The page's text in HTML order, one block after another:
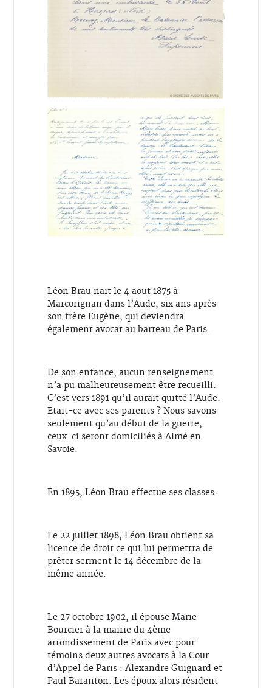
Léon Brau nait le 4 aout 1875 à
Marcorignan dans l’Aude, six ans après
son frère Eugène, qui deviendra
également avocat au barreau de Paris.
De son enfance, aucun renseignement
n’a pu malheureusement être recueilli.
C’est vers 1891 qu’il aurait quitté l’Aude.
Etait-ce avec ses parents ? Nous savons
seulement qu’au début de la guerre,
ceux-ci seront domiciliés à Aimé en
Savoie.
En 1895, Léon Brau effectue ses classes.
Le 22 juillet 1898, Léon Brau obtient sa
licence de droit ce qui lui permettra de
prêter serment le 14 décembre de la
même année.
Le 27 octobre 1902, il épouse Marie
Bourcier à la mairie du 4ème
arrondissement de Paris avec pour
témoins deux autres avocats à la Cour
d’Appel de Paris : Alexandre Guignard et
Paul Baranton. Les époux alors résident